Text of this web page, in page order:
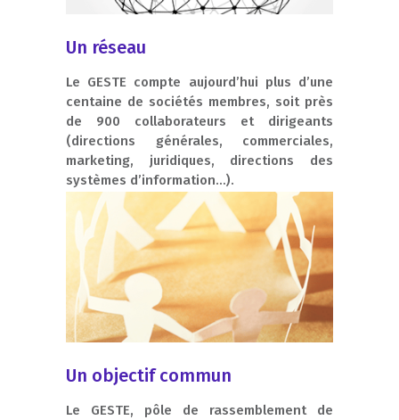
Un réseau
Le GESTE compte aujourd’hui plus d’une
centaine de sociétés membres, soit près
de 900 collaborateurs et dirigeants
(directions générales, commerciales,
marketing, juridiques, directions des
systèmes d’information…).
Un objectif commun
Le GESTE, pôle de rassemblement de